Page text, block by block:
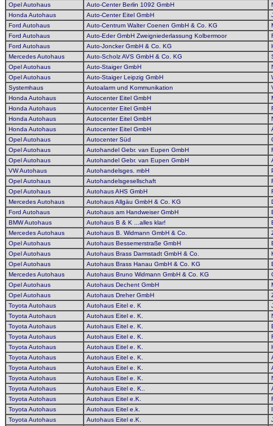
Opel Autohaus
Auto-Center Berlin 1092 GmbH
Honda Autohaus
Auto-Center Eitel GmbH
Ford Autohaus
Auto-Centrum Walter Coenen GmbH & Co. KG
Ford Autohaus
Auto-Eder GmbH Zweigniederlassung Kolbermoor
Ford Autohaus
Auto-Joncker GmbH & Co. KG
Mercedes Autohaus
Auto-Scholz AVS GmbH & Co. KG
Opel Autohaus
Auto-Staiger GmbH
Opel Autohaus
Auto-Staiger Leipzig GmbH
Systemhaus
Autoalarm und Kommunikation
Honda Autohaus
Autocenter Eitel GmbH
Honda Autohaus
Autocenter Eitel GmbH
Honda Autohaus
Autocenter Eitel GmbH
Honda Autohaus
Autocenter Eitel GmbH
Opel Autohaus
Autocenter Süd
Opel Autohaus
Autohandel Gebr. van Eupen GmbH
Opel Autohaus
Autohandel Gebr. van Eupen GmbH
VW Autohaus
Autohandelsges. mbH
Opel Autohaus
Autohandelsgesellschaft
Opel Autohaus
Autohaus AHS GmbH
Mercedes Autohaus
Autohaus Allgäu GmbH & Co. KG
Ford Autohaus
Autohaus am Handweiser GmbH
BMW Autohaus
Autohaus B & K ...alles klar!
Mercedes Autohaus
Autohaus B. Widmann GmbH & Co.
Opel Autohaus
Autohaus Bessemerstraße GmbH
Opel Autohaus
Autohaus Brass Darmstadt GmbH & Co.
Opel Autohaus
Autohaus Brass Hanau GmbH & Co. KG
Mercedes Autohaus
Autohaus Bruno Widmann GmbH & Co. KG
Opel Autohaus
Autohaus Dechent GmbH
Opel Autohaus
Autohaus Dreher GmbH
Toyota Autohaus
Autohaus Eitel e. K
Toyota Autohaus
Autohaus Eitel e. K.
Toyota Autohaus
Autohaus Eitel e. K.
Toyota Autohaus
Autohaus Eitel e. K.
Toyota Autohaus
Autohaus Eitel e. K.
Toyota Autohaus
Autohaus Eitel e. K.
Toyota Autohaus
Autohaus Eitel e. K.
Toyota Autohaus
Autohaus Eitel e. K.
Toyota Autohaus
Autohaus Eitel e. K..
Toyota Autohaus
Autohaus Eitel e.K.
Toyota Autohaus
Autohaus Eitel e.k.
Toyota Autohaus
Autohaus Eitel e.K.